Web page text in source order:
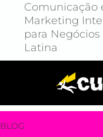
Comunicação
Marketing
para
Latina
BLOG